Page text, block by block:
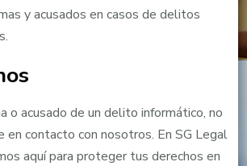
y acusados en casos de delitos
o acusado de un delito informático, no
en contacto con nosotros. En SG Legal
aquí para proteger tus derechos en